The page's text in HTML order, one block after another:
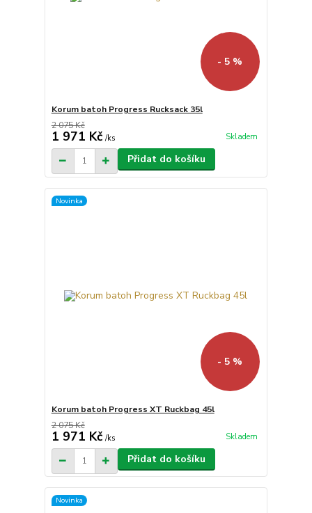
- 5 %
Korum batoh Progress Rucksack 35l
2 075 Kč
1 971 Kč /ks Skladem
Přidat do košíku
Novinka
- 5 %
Korum batoh Progress XT Ruckbag 45l
2 075 Kč
1 971 Kč /ks Skladem
Přidat do košíku
Novinka